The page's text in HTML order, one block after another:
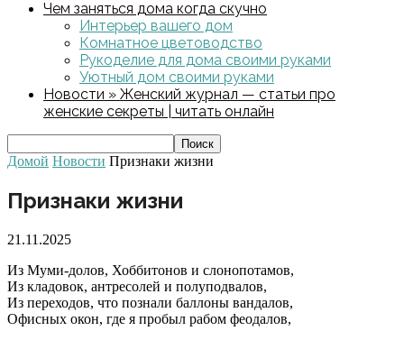
Чем заняться дома когда скучно
Интерьер вашего дом
Комнатное цветоводство
Рукоделие для дома своими руками
Уютный дом своими руками
Новости » Женский журнал — статьи про
женские секреты | читать онлайн
Домой Новости Признаки жизни
Признаки жизни
21.11.2025
Из Муми-долов, Хоббитонов и слонопотамов,
Из кладовок, антресолей и полуподвалов,
Из переходов, что познали баллоны вандалов,
Офисных окон, где я пробыл рабом феодалов,